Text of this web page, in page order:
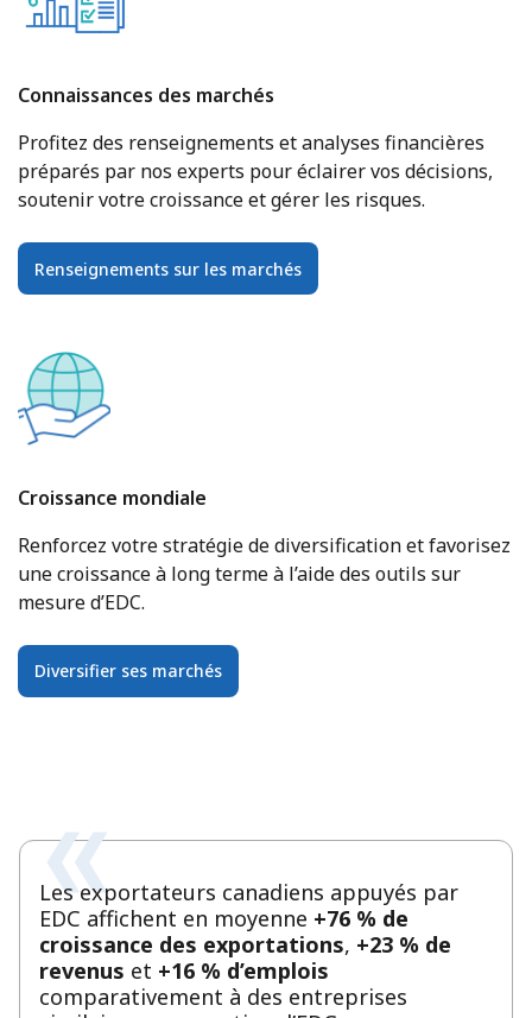
Connaissances des marchés
Profitez des renseignements et analyses financières
préparés par nos experts pour éclairer vos décisions,
soutenir votre croissance et gérer les risques.
Renseignements sur les marchés
Croissance mondiale
Renforcez votre stratégie de diversification et favorisez
une croissance à long terme à l’aide des outils sur
mesure d’EDC.
Diversifier ses marchés
Les exportateurs canadiens appuyés par
EDC affichent en moyenne +76 % de
croissance des exportations, +23 % de
revenus et +16 % d’emplois
comparativement à des entreprises